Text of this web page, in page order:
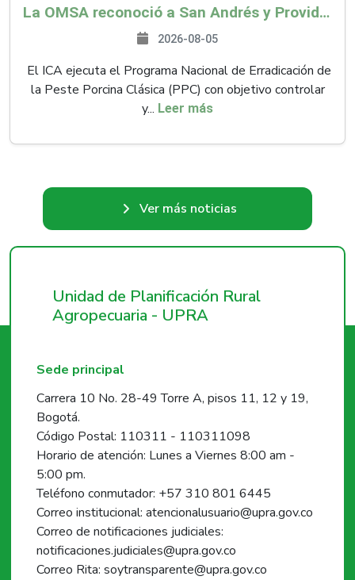
La OMSA reconoció a San Andrés y Providencia como zona libre de Peste Porcina Clásica (PPC)
2026-08-05
El ICA ejecuta el Programa Nacional de Erradicación de
la Peste Porcina Clásica (PPC) con objetivo controlar
y... Leer más
Ver más noticias
Unidad de Planificación Rural
Agropecuaria - UPRA
Sede principal
Carrera 10 No. 28-49 Torre A, pisos 11, 12 y 19,
Bogotá.
Código Postal: 110311 - 110311098
Horario de atención: Lunes a Viernes 8:00 am -
5:00 pm.
Teléfono conmutador: +57 310 801 6445
Correo institucional: atencionalusuario@upra.gov.co
Correo de notificaciones judiciales:
notificaciones.judiciales@upra.gov.co
Correo Rita: soytransparente@upra.gov.co